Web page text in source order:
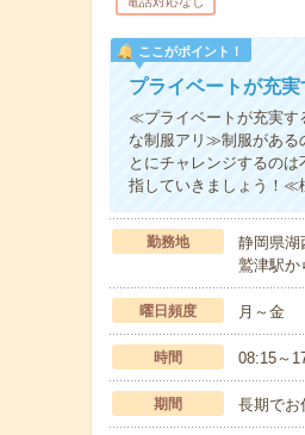
ここがポイント！
プライベートが充実
≪プライベートが充実す
な制服アリ≫制服がある
とにチャレンジするの
指していきましょう！≪
勤務地
静岡県湖
鷲津駅か
曜日頻度 月～金
時間 08:15～
期間 長期でお